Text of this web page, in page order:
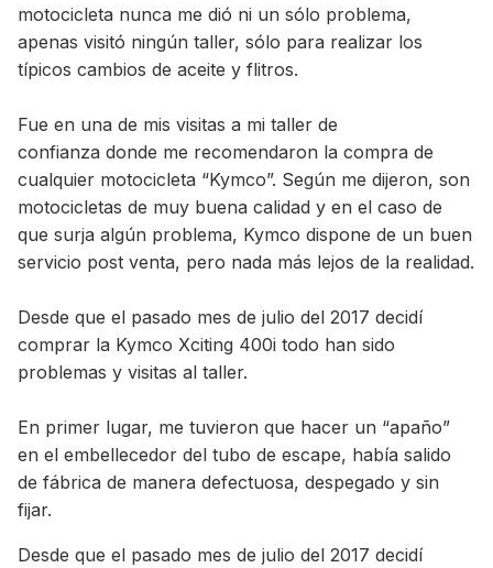
motocicleta nunca me dió ni un sólo problema,
apenas visitó ningún taller, sólo para realizar los
típicos cambios de aceite y flitros.
Fue en una de mis visitas a mi taller de
confianza donde me recomendaron la compra de
cualquier motocicleta “Kymco”. Según me dijeron, son
motocicletas de muy buena calidad y en el caso de
que surja algún problema, Kymco dispone de un buen
servicio post venta, pero nada más lejos de la realidad.
Desde que el pasado mes de julio del 2017 decidí
comprar la Kymco Xciting 400i todo han sido
problemas y visitas al taller.
En primer lugar, me tuvieron que hacer un “apaño”
en el embellecedor del tubo de escape, había salido
de fábrica de manera defectuosa, despegado y sin
fijar.
Desde que el pasado mes de julio del 2017 decidí